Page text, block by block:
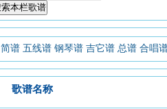
简谱 五线谱 钢琴谱 吉它谱 总谱 合唱
歌谱名称